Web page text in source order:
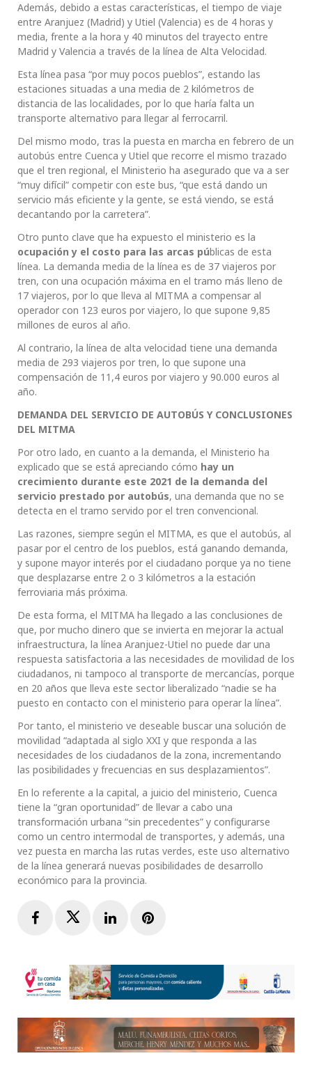
Además, debido a estas características, el tiempo de viaje
entre Aranjuez (Madrid) y Utiel (Valencia) es de 4 horas y
media, frente a la hora y 40 minutos del trayecto entre
Madrid y Valencia a través de la línea de Alta Velocidad.
Esta línea pasa “por muy pocos pueblos”, estando las
estaciones situadas a una media de 2 kilómetros de
distancia de las localidades, por lo que haría falta un
transporte alternativo para llegar al ferrocarril.
Del mismo modo, tras la puesta en marcha en febrero de un
autobús entre Cuenca y Utiel que recorre el mismo trazado
que el tren regional, el Ministerio ha asegurado que va a ser
“muy difícil” competir con este bus, “que está dando un
servicio más eficiente y la gente, se está viendo, se está
decantando por la carretera”.
Otro punto clave que ha expuesto el ministerio es la
ocupación y el costo para las arcas públicas de esta
línea. La demanda media de la línea es de 37 viajeros por
tren, con una ocupación máxima en el tramo más lleno de
17 viajeros, por lo que lleva al MITMA a compensar al
operador con 123 euros por viajero, lo que supone 9,85
millones de euros al año.
Al contrario, la línea de alta velocidad tiene una demanda
media de 293 viajeros por tren, lo que supone una
compensación de 11,4 euros por viajero y 90.000 euros al
año.
DEMANDA DEL SERVICIO DE AUTOBÚS Y CONCLUSIONES
DEL MITMA
Por otro lado, en cuanto a la demanda, el Ministerio ha
explicado que se está apreciando cómo hay un
crecimiento durante este 2021 de la demanda del
servicio prestado por autobús, una demanda que no se
detecta en el tramo servido por el tren convencional.
Las razones, siempre según el MITMA, es que el autobús, al
pasar por el centro de los pueblos, está ganando demanda,
y supone mayor interés por el ciudadano porque ya no tiene
que desplazarse entre 2 o 3 kilómetros a la estación
ferroviaria más próxima.
De esta forma, el MITMA ha llegado a las conclusiones de
que, por mucho dinero que se invierta en mejorar la actual
infraestructura, la línea Aranjuez-Utiel no puede dar una
respuesta satisfactoria a las necesidades de movilidad de los
ciudadanos, ni tampoco al transporte de mercancías, porque
en 20 años que lleva este sector liberalizado “nadie se ha
puesto en contacto con el ministerio para operar la línea”.
Por tanto, el ministerio ve deseable buscar una solución de
movilidad “adaptada al siglo XXI y que responda a las
necesidades de los ciudadanos de la zona, incrementando
las posibilidades y frecuencias en sus desplazamientos”.
En lo referente a la capital, a juicio del ministerio, Cuenca
tiene la “gran oportunidad” de llevar a cabo una
transformación urbana “sin precedentes” y configurarse
como un centro intermodal de transportes, y además, una
vez puesta en marcha las rutas verdes, este uso alternativo
de la línea generará nuevas posibilidades de desarrollo
económico para la provincia.
FacebookTwitterLinkedInPinterest